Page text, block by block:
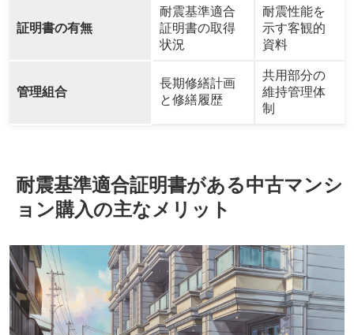
証明書の有無
耐震基準適合
証明書の取得
状況
耐震性能を
示す客観的
資料
管理組合
長期修繕計画
と修繕履歴
共用部分の
維持管理体
制
耐震基準適合証明書がある中古マンシ
ョン購入の主なメリット